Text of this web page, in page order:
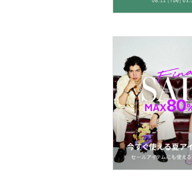
ー用品
スーツ・フォーマル
水着・スイムグッズ
着物・浴衣・和装小物